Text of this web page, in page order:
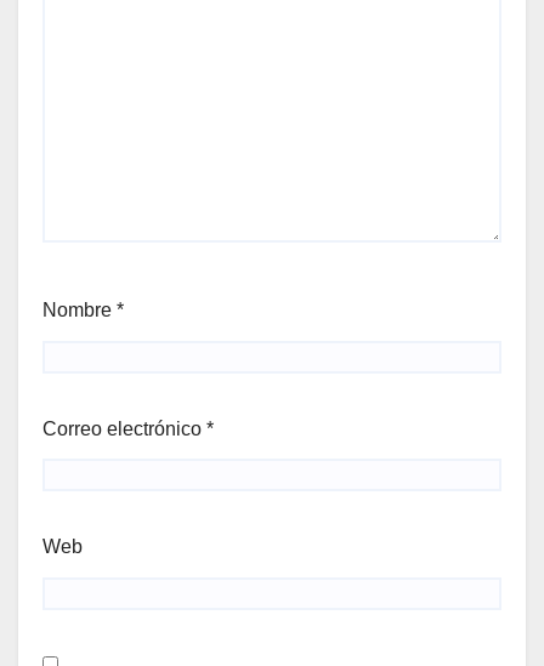
Nombre *
Correo electrónico *
Web